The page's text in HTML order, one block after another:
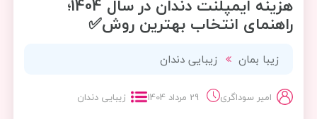
هزینه ایمپلنت دندان در سال 1404؛
راهنمای انتخاب بهترین روش✅
زیبا بمان زیبایی دندان
امیر سوداگری 29 مرداد 1404 زیبایی دندان